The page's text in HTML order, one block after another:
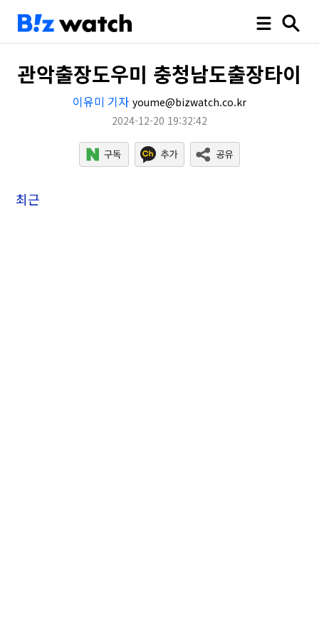
관악출장도우미 충청남도출장타이
이유미 기자 youme@bizwatch.co.kr
2024-12-20 19:32:42
최근